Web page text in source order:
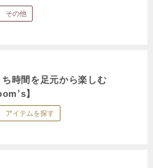
その他
ち時間を足元から楽しむ
】
アイテムを探す